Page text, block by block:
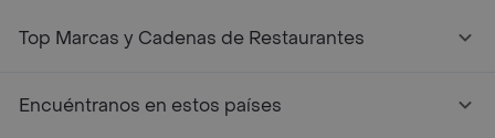
Top Marcas y Cadenas de Restaurantes
Encuéntranos en estos países